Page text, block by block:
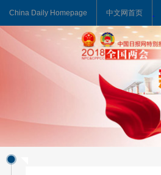
China Daily Homepage 中文网首页